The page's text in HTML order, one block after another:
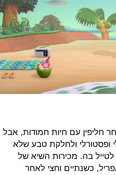
חליפין עם חיות חמודות, אבל
ופסטורלי ולחלקת טבע שלא
בה. מכירות השיא של
כשנתיים וחצי לאחר